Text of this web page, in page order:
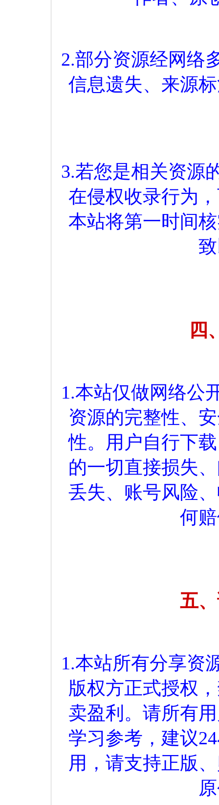
2.部分资源经网络
信息遗失、来源
3.若您是相关资源
在侵权收录行为
本站将第一时间
四
1.本站仅做网络公
资源的完整性、
性。用户自行下
的一切直接损失
丢失、账号风险
何
五
1.本站所有分享资
版权方正式授权
卖盈利。请所有
学习参考，建议
用，请支持正版